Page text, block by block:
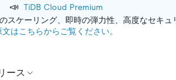
📣 TiDB Cloud Premium
ケーリング、即時の弾力性、高度なセキ
文はこちらからご覧ください。
ース